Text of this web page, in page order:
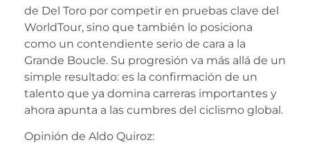
de Del Toro por competir en pruebas clave del
WorldTour, sino que también lo posiciona
como un contendiente serio de cara a la
Grande Boucle. Su progresión va más allá de un
simple resultado: es la confirmación de un
talento que ya domina carreras importantes y
ahora apunta a las cumbres del ciclismo global.
Opinión de Aldo Quiroz: